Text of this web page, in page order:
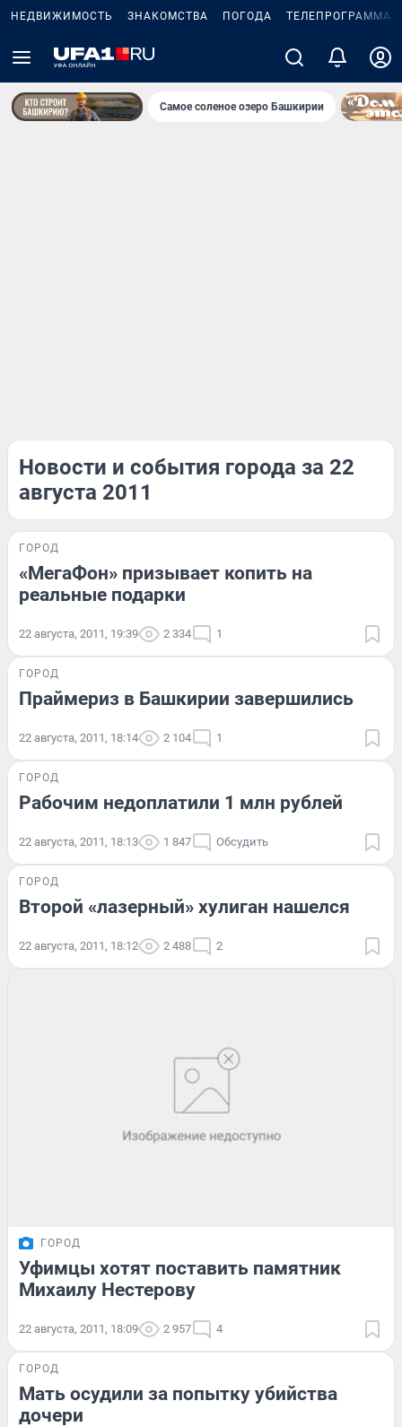
НЕДВИЖИМОСТЬ ЗНАКОМСТВА ПОГОДА ТЕЛЕПРОГРАММА
Самое соленое озеро Башкирии
Новости и события города за 22
августа 2011
ГОРОД
«МегаФон» призывает копить на
реальные подарки
22 августа, 2011, 19:39 2 334 1
ГОРОД
Праймериз в Башкирии завершились
22 августа, 2011, 18:14 2 104 1
ГОРОД
Рабочим недоплатили 1 млн рублей
22 августа, 2011, 18:13 1 847 Обсудить
ГОРОД
Второй «лазерный» хулиган нашелся
22 августа, 2011, 18:12 2 488 2
ГОРОД
Уфимцы хотят поставить памятник
Михаилу Нестерову
22 августа, 2011, 18:09 2 957 4
ГОРОД
Мать осудили за попытку убийства
дочери